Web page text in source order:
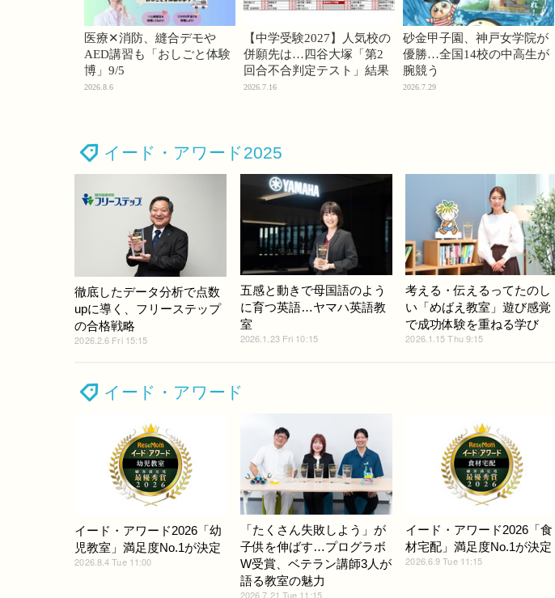
医療✕消防、縫合デモや
AED講習も「おしごと体験
博」9/5
2026.8.6
【中学受験2027】人気校の
併願先は…四谷大塚「第2
回合不合判定テスト」結果
2026.7.16
砂金甲子園、神戸女学院が
優勝…全国14校の中高生が
腕競う
2026.7.29
イード・アワード2025
徹底したデータ分析で点数
upに導く、フリーステップ
の合格戦略
2026.2.6 Fri 15:15
五感と動きで母国語のよう
に育つ英語…ヤマハ英語教
室
2026.1.23 Fri 10:15
考える・伝えるってたのし
い「めばえ教室」遊び感覚
で成功体験を重ねる学び
2026.1.15 Thu 9:15
イード・アワード
イード・アワード2026「幼
児教室」満足度No.1が決定
2026.8.4 Tue 11:00
「たくさん失敗しよう」が
子供を伸ばす…プログラボ
W受賞、ベテラン講師3人が
語る教室の魅力
2026.7.21 Tue 11:15
イード・アワード2026「食
材宅配」満足度No.1が決定
2026.6.9 Tue 11:15